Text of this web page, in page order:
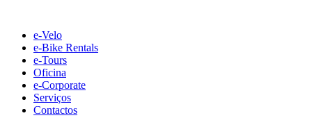
contente-Velo
e-Bike Rentals
e-Tours
Oficina
e-Corporate
Serviços
Contactos